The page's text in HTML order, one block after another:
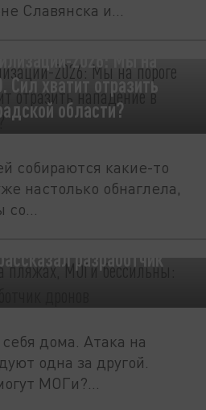
Славянска и...
2026: Мы на
Сил хватит отразить
области?
собираются какие-то
настолько обнаглела,
разработчик
дома. Атака на
одна за другой.
МОГи?...